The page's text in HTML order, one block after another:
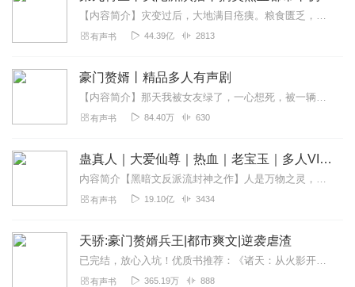
【内容简介】灾变过后，大地满目疮痍。粮食匮乏，资源紧俏，局势混乱……一位从待规划区杀出来的青年，背对着漫天黄沙，孤身来到九区谋生，却不曾想偶然结识三五好友，一念...
有声书 44.39亿 2813
豪门赘婿丨精品多人有声剧
【内容简介】那天我被女友绿了，一心想死，被一辆豪车撞后，我竟然成了豪门女婿……【作者/主播】作者：骑驴上虚空主播：叶峰106【购买须知】1、本作品为付费有声书，...
有声书 84.40万 630
蛊真人｜大爱仙尊｜热血｜老宝玉｜多人VIP免费有声剧
内容简介【黑暗文反派流封神之作】人是万物之灵，蛊是天地真精。一个穿越者不断重生的故事。一个养蛊、炼蛊、用蛊的奇特世界。配音组（男角色）老宝玉旁白...
有声书 19.10亿 3434
天骄:豪门赘婿兵王|都市爽文|逆袭虐渣
已完结，放心入坑！优质书推荐：《诸天：从火影开始签到》正在热播，喜爱动漫同人小说的朋友别错过哦，点击收听《火影：我能一键满级》动漫同人衍生爽文，点击收听爆爽都市...
有声书 365.19万 888